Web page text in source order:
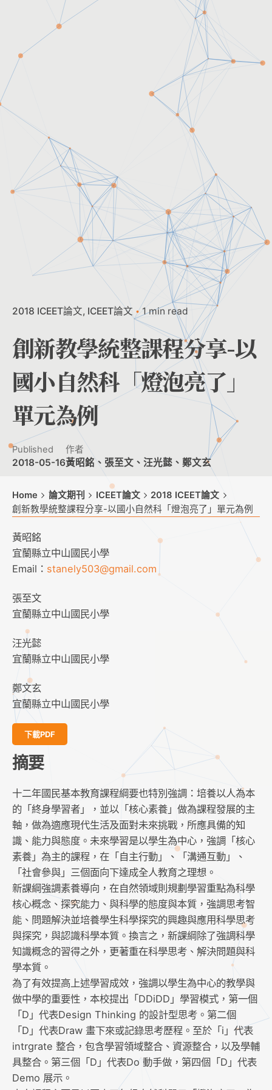
2018 ICEET論文 ICEET論文 1 min read
創新教學統整課程分享-以
國小自然科「燈泡亮了」
單元為例
Published
2018-05-16
作者
黃昭銘、張至文、汪光懿、鄭文玄
Home 論文期刊 ICEET論文
2018 ICEET論文
創新教學統整課程分享-以國小自然科「燈泡亮了」單元為例
黃昭銘
宜蘭縣立中山國民小學
Email： stanely503@gmail.com
張至文
宜蘭縣立中山國民小學
汪光懿
宜蘭縣立中山國民小學
鄭文玄
宜蘭縣立中山國民小學
下載PDF
摘要
十二年國民基本教育課程綱要也特別強調：培養以人為本
的「終身學習者」，並以「核心素養」做為課程發展的主
軸，做為適應現代生活及面對未來挑戰，所應具備的知
識、能力與態度。未來學習是以學生為中心，強調「核心
素養」為主的課程，在「自主行動」、「溝通互動」、
「社會參與」三個面向下達成全人教育之理想。
新課綱強調素養導向，在自然領域則規劃學習重點為科學
核心概念、探究能力、與科學的態度與本質，強調思考智
能、問題解決並培養學生科學探究的興趣與應用科學思考
與探究，與認識科學本質。換言之，新課綱除了強調科學
知識概念的習得之外，更著重在科學思考、解決問題與科
學本質。
為了有效提高上述學習成效，強調以學生為中心的教學與
做中學的重要性，本校提出「DDiDD」學習模式，第一個
「D」代表Design Thinking 的設計型思考。第二個
「D」代表Draw 畫下來或記錄思考歷程。至於「i」代表
intrgrate 整合，包含學習領域整合、資源整合，以及學輔
具整合。第三個「D」代表Do 動手做，第四個「D」代表
Demo 展示。